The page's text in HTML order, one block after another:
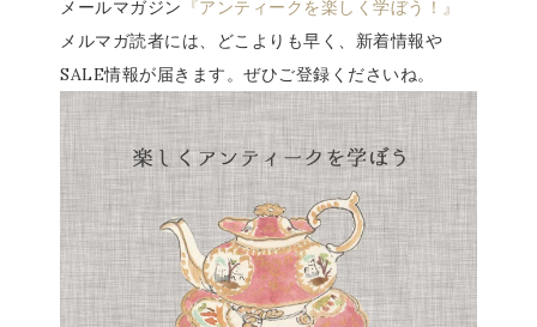
メールマガジン 『アンティークを楽しく学ぼう！』
メルマガ読者には、どこよりも早く、新着情報や
SALE情報が届きます。ぜひご登録くださいね。